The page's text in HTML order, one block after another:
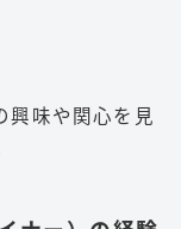
興味や関心を見